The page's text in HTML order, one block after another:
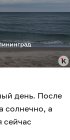
день. После
солнечно, а
сейчас